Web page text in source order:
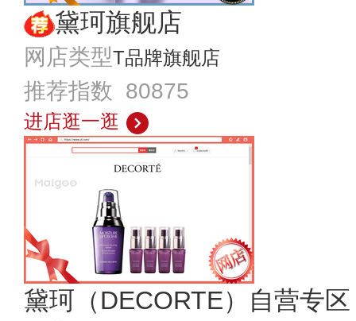
黛珂旗舰店
网店类型T品牌旗舰店
推荐指数 80875
进店逛一逛
黛珂（DECORTE）自营专区